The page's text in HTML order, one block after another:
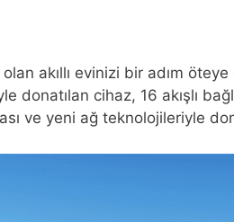
akıllı evinizi bir adım
donatılan cihaz, 16 akışlı
ve yeni ağ teknolojileriyle